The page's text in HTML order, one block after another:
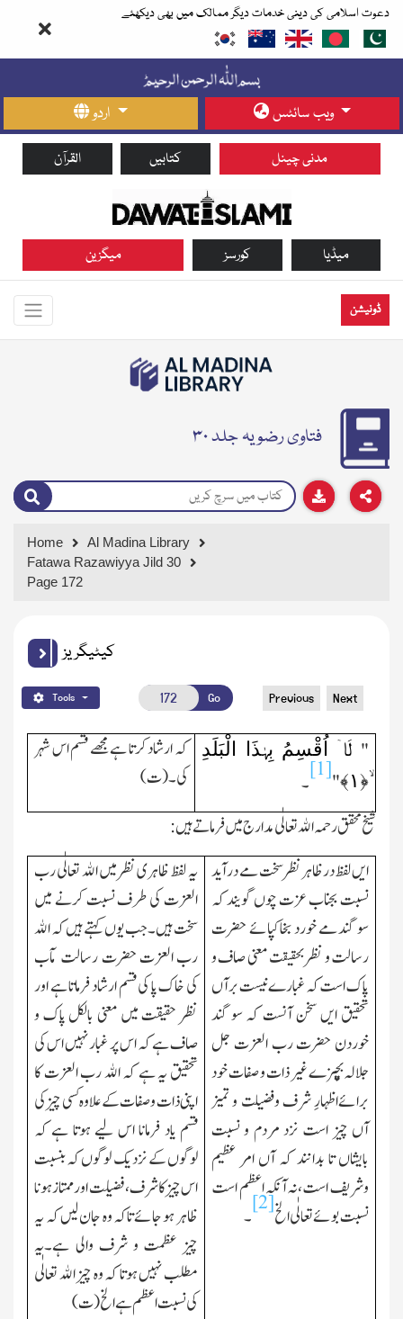
دعوت اسلامی کی دینی خدمات دیگر ممالک میں بھی دیکھئے
اردو ویب سائٹس
القرآن کتابیں مدنی چینل
میگزین کورسز میڈیا
ڈونیشن
فتاوی رضویہ جلد ۳۰
Home
Al Madina Library
Fatawa Razawiyya Jild 30
Page 172
کیٹیگریز
Tools Go Previous Next
" لَاۤ اُقْسِمُ بِہٰذَا الْبَلَدِ
ۙ﴿۱﴾"
[1]۔
کہ ارشاد کرتا ہے مجھے قسم اس شہر
کی۔(ت)
شیخ محقق رحمہ الله تعالٰی مدارج میں فرماتے ہیں:
ایں لفظ در ظاہر نظر سخت مے در آید
نسبت بجناب عزت چوں گویند کہ
سو گندمے خورد بخاکپائے حضرت
رسالت و نظر بحقیقت معنی صاف و
پاك است کہ غبارے نیست برآں
تحقیق ایں سخن آنست کہ سو گند
خوردن حضرت رب العزت جل
جلالہ بچیزے غیر ذات و صفات خود
برائےاظہارِ شرف وفضیلت و تمیز
آں چیز است نزد مردم و نسبت
بایشاں تا بدانند کہ آں امر عظیم
وشریف است،نہ آنکہ اعظم است
نسبت بوئے تعالٰی الخ[2]۔
یہ لفظ ظاہری نظر میں الله تعالٰی رب
العزت کی طرف نسبت کرنے میں
سخت ہیں۔جب یوں کہتے ہیں کہ الله
رب العزت حضرت رسالت مآب
کی خاك پا کی قسم ارشاد فرماتا ہے اور
نظر حقیقت میں معنی بالکل پاك و
صاف ہے کہ اس پر غبار نہیں اس کی
تحقیق یہ ہے کہ الله رب العزت کا
اپنی ذات و صفات کے علاوہ کسی چیز کی
قسم یاد فرمانا اس لیے ہوتا ہے کہ
لوگوں کے نزدیك لوگوں کہ بنسبت
اس چیز کا شرف،فضلیت اور ممتاز ہونا
ظاہر ہو جائے تاکہ وہ جان لیں کہ یہ
چیز عظمت و شرف والی ہے۔یہ
مطلب نہیں ہوتا کہ وہ چیز الله تعالٰی
کی نسبت اعظم ہے الخ(ت)